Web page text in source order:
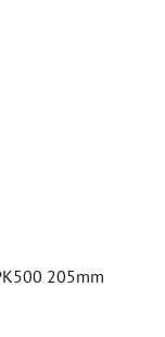
205mm